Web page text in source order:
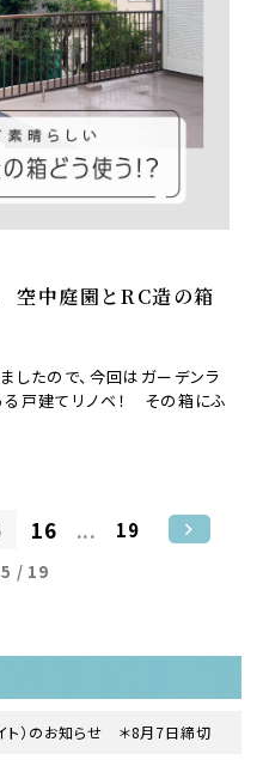
空中庭園とRC造の箱
したので、今回はガーデンラ
戸建てリノベ！ その箱にふ
16 ... 19
/ 19
ト）のお知らせ ＊8月7日締切